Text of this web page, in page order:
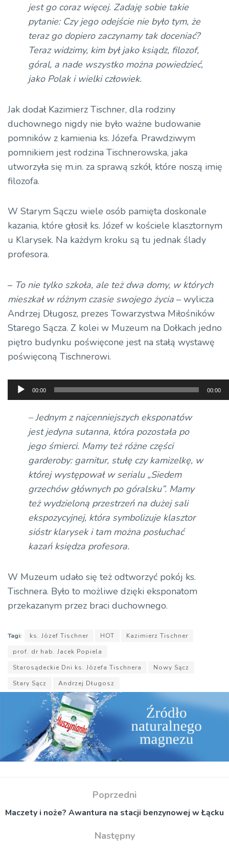
jest go coraz więcej. Zadaję sobie takie
pytanie: Czy jego odejście nie było tym, że
teraz go dopiero zaczynamy tak doceniać?
Teraz widzimy, kim był jako ksiądz, filozof,
góral, a nade wszystko można powiedzieć,
jako Polak i wielki człowiek.
Jak dodał Kazimierz Tischner, dla rodziny
duchownego nigdy nie było ważne budowanie
pomników z kamienia ks. Józefa. Prawdziwym
pomnikiem jest rodzina Tischnerowska, jaka
utworzyła się m.in. za sprawą szkół, które noszą imię
filozofa.
W Starym Sączu wiele osób pamięta doskonale
kazania, które głosił ks. Józef w kościele klasztornym
u Klarysek. Na każdym kroku są tu jednak ślady
profesora.
– To nie tylko szkoła, ale też dwa domy, w których
mieszkał w różnym czasie swojego życia – wylicza
Andrzej Długosz, prezes Towarzystwa Miłośników
Starego Sącza. Z kolei w Muzeum na Dołkach jedno
piętro budynku poświęcone jest na stałą wystawę
poświęconą Tischnerowi.
Odtwarzacz
plików
dźwiękowych
00:00 00:00
– Jednym z najcenniejszych eksponatów
jest jedyna sutanna, która pozostała po
jego śmierci. Mamy też różne części
garderoby: garnitur, stułę czy kamizelkę, w
której występował w serialu „Siedem
grzechów głównych po góralsku”. Mamy
też wydzieloną przestrzeń na dużej sali
ekspozycyjnej, która symbolizuje klasztor
sióstr klarysek i tam można posłuchać
kazań księdza profesora.
W Muzeum udało się też odtworzyć pokój ks.
Tischnera. Było to możliwe dzięki eksponatom
przekazanym przez braci duchownego.
Tagi: ks. Józef Tischner HOT
Kazimierz Tischner
prof. dr hab. Jacek Popiela
Starosądeckie Dni ks. Józefa Tischnera
Nowy Sącz
Stary Sącz
Andrzej Długosz
Poprzedni
Maczety i noże? Awantura na stacji benzynowej w Łącku
Następny